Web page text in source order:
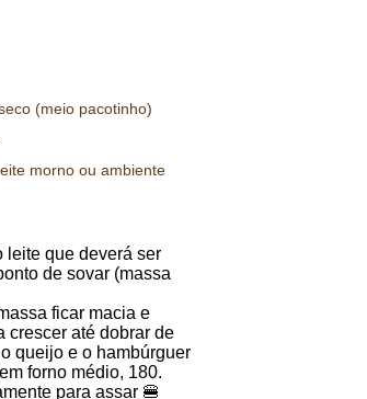
(meio pacotinho)
morno ou ambiente
leite que deverá ser
de sovar (massa
ficar macia e
crescer até dobrar de
queijo e o hambúrguer
forno médio, 180.
para assar 🍔